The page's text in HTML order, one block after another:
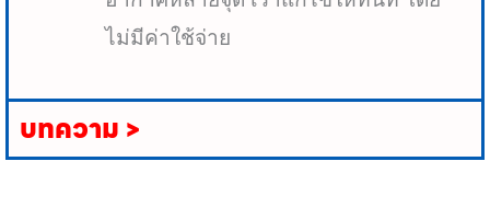
ไม่มีค่าใช้จ่าย
บทความ >